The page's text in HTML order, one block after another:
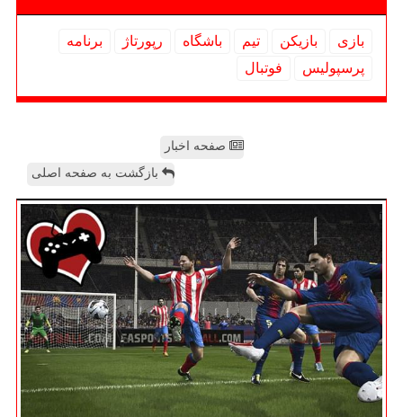
بازی بازیكن تیم باشگاه رپورتاژ
برنامه
پرسپولیس
فوتبال
صفحه اخبار
بازگشت به صفحه اصلی